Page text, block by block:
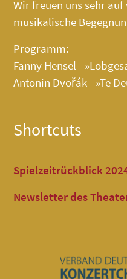
Wir freuen uns sehr
musikalische
Programm:
Fanny Hensel -
Antonin Dvořák - »Te
Shortcuts
Spielzeitrückblick
Newsletter des